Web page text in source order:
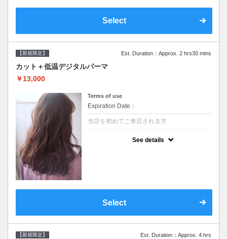
Select
【新規限定】 Est. Duration：Approx. 2 hrs30 mins
カット＋低温デジタルパーマ
￥13,000
Terms of use
Expiration Date：
当店を初めてご来店される方
See details
Select
【新規限定】 Est. Duration：Approx. 4 hrs